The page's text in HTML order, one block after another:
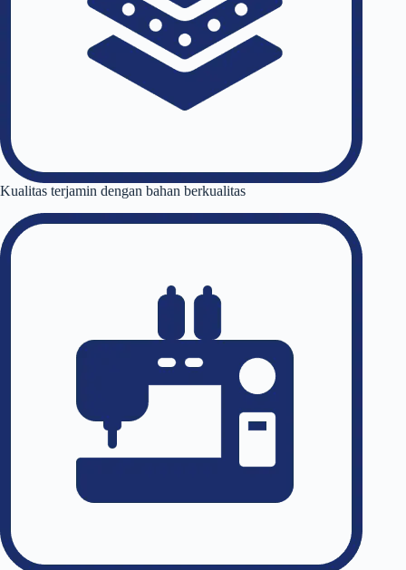
Kualitas terjamin dengan bahan berkualitas